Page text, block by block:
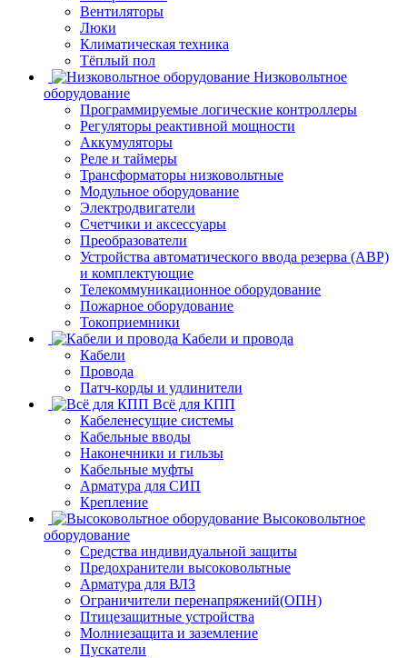
Вентиляторы
Люки
Климатическая техника
Тёплый пол
Низковольтное
оборудование
Программируемые логические контроллеры
Регуляторы реактивной мощности
Аккумуляторы
Реле и таймеры
Трансформаторы низковольтные
Модульное оборудование
Электродвигатели
Счетчики и аксессуары
Преобразователи
Устройства автоматического ввода резерва (АВР)
и комплектующие
Телекоммуникационное оборудование
Пожарное оборудование
Токоприемники
Кабели и провода
Кабели
Провода
Патч-корды и удлинители
Всё для КПП
Кабеленесущие системы
Кабельные вводы
Наконечники и гильзы
Кабельные муфты
Арматура для СИП
Крепление
Высоковольтное
оборудование
Средства индивидуальной защиты
Предохранители высоковольтные
Арматура для ВЛЗ
Ограничители перенапряжений(ОПН)
Птицезащитные устройства
Молниезащита и заземление
Пускатели